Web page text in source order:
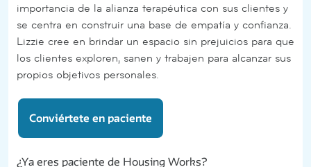
importancia de la alianza terapéutica con sus clientes y
se centra en construir una base de empatía y confianza.
Lizzie cree en brindar un espacio sin prejuicios para que
los clientes exploren, sanen y trabajen para alcanzar sus
propios objetivos personales.
Conviértete en paciente
¿Ya eres paciente de Housing Works?